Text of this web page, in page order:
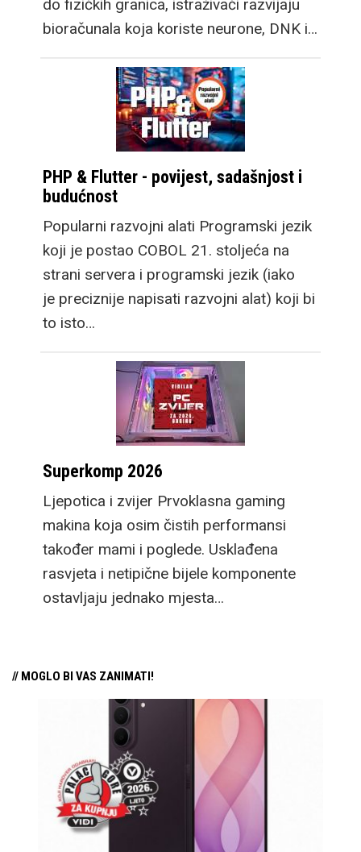
do fizičkih granica, istraživači razvijaju
bioračunala koja koriste neurone, DNK i…
PHP & Flutter - povijest, sadašnjost i
budućnost
Popularni razvojni alati Programski jezik
koji je postao COBOL 21. stoljeća na
strani servera i programski jezik (iako
je preciznije napisati razvojni alat) koji bi
to isto…
Superkomp 2026
Ljepotica i zvijer Prvoklasna gaming
makina koja osim čistih performansi
također mami i poglede. Usklađena
rasvjeta i netipične bijele komponente
ostavljaju jednako mjesta…
// MOGLO BI VAS ZANIMATI!